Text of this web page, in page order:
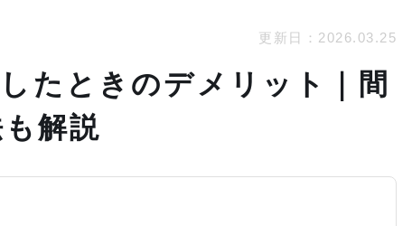
更新日： 2026.03.25
たときのデメリット｜間
解説